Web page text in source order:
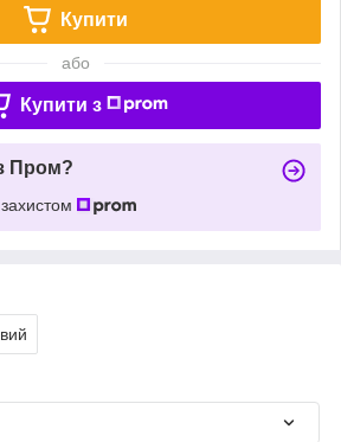
Купити
або
Купити з
Пром?